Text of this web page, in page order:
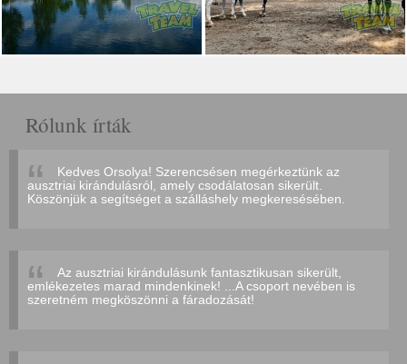
Rólunk írták
Kedves Orsolya! Szerencsésen megérkeztünk az
ausztriai kirándulásról, amely csodálatosan sikerült.
Köszönjük a segítséget a szálláshely megkeresésében.
Az ausztriai kirándulásunk fantasztikusan sikerült,
emlékezetes marad mindenkinek! ...A csoport nevében is
szeretném megköszönni a fáradozását!